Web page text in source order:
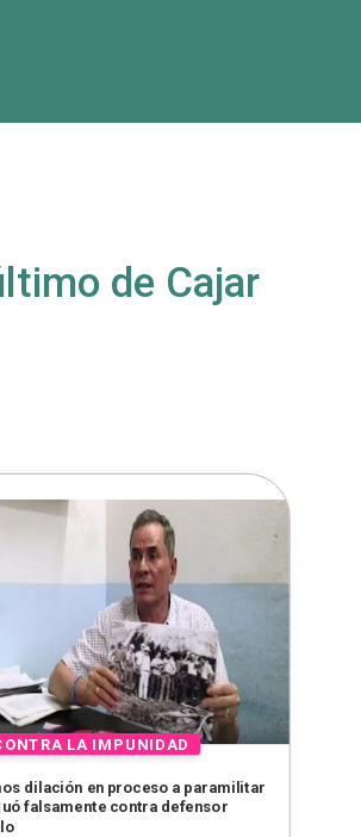
de Cajar
dilación en proceso a paramilitar
falsamente contra defensor